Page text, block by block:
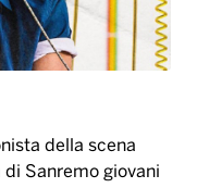
della scena
Sanremo giovani